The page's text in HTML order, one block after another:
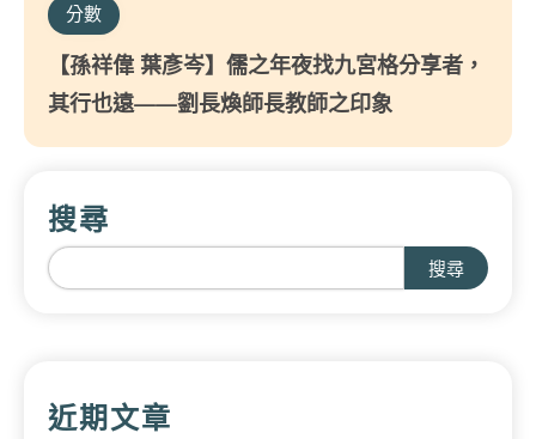
分數
【孫祥偉 葉彥岑】儒之年夜找九宮格分享者，
其行也遠——劉長煥師長教師之印象
搜尋
搜尋
近期文章